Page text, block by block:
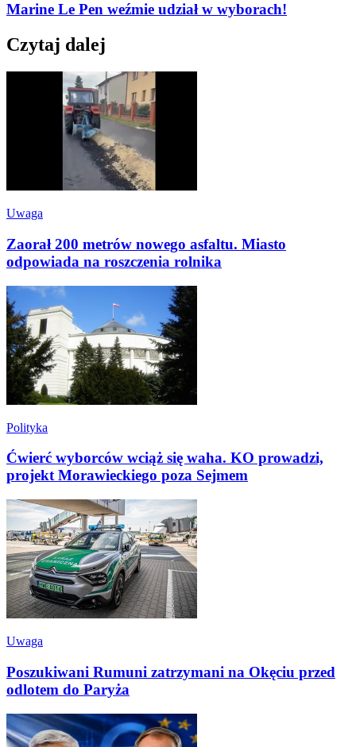
Marine Le Pen weźmie udział w wyborach!
Czytaj dalej
Uwaga
Zaorał 200 metrów nowego asfaltu. Miasto
odpowiada na roszczenia rolnika
Polityka
Ćwierć wyborców wciąż się waha. KO prowadzi,
projekt Morawieckiego poza Sejmem
Uwaga
Poszukiwani Rumuni zatrzymani na Okęciu przed
odlotem do Paryża